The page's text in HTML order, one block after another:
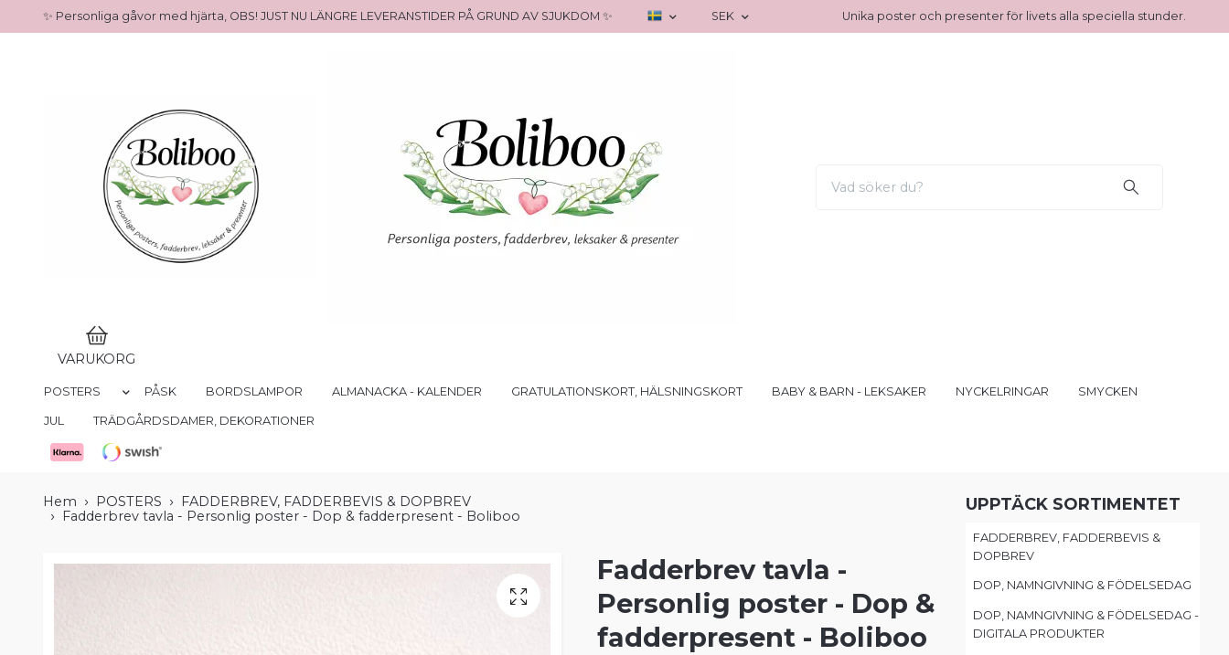
✨ Personliga gåvor med hjärta, OBS! JUST NU LÄNGRE LEVERANSTIDER PÅ GRUND AV SJUKDOM ✨ SEK Unika poster och presenter för livets alla speciella stunder.
VARUKORG
POSTERS PÅSK BORDSLAMPOR ALMANACKA - KALENDER GRATULATIONSKORT, HÄLSNINGSKORT BABY & BARN - LEKSAKER NYCKELRINGAR SMYCKEN
JUL TRÄDGÅRDSDAMER, DEKORATIONER
UPPTÄCK SORTIMENTET
FADDERBREV, FADDERBEVIS &
DOPBREV
DOP, NAMNGIVNING & FÖDELSEDAG
DOP, NAMNGIVNING & FÖDELSEDAG -
DIGITALA PRODUKTER
Hem POSTERS
FADDERBREV, FADDERBEVIS & DOPBREV
Fadderbrev tavla - Personlig poster - Dop & fadderpresent - Boliboo
Fadderbrev tavla -
Personlig poster - Dop &
fadderpresent - Boliboo